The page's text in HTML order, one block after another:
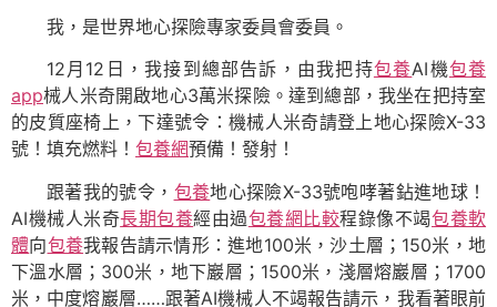
我，是世界地心探險專家委員會委員。
12月12日，我接到總部告訴，由我把持包養AI機包養
app械人米奇開啟地心3萬米探險。達到總部，我坐在把持室
的皮質座椅上，下達號令：機械人米奇請登上地心探險X-33
號！填充燃料！ 包養網預備！發射！
跟著我的號令， 包養地心探險X-33號咆哮著鉆進地球！
AI機械人米奇長期包養經由過包養網比較程錄像不竭包養軟
體向包養我報告請示情形：進地100米，沙土層；150米，地
下溫水層；300米，地下巖層；1500米，淺層熔巖層；1700
米，中度熔巖層……跟著AI機械人不竭報告請示，我看著眼前